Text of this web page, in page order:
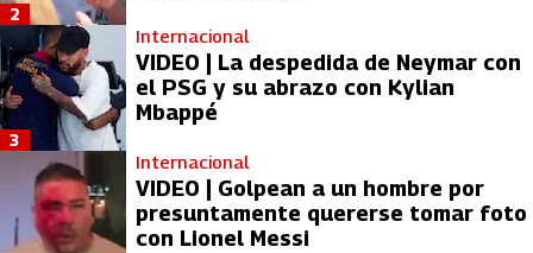
2
Internacional
VIDEO | La despedida de Neymar con
el PSG y su abrazo con Kylian
Mbappé
3
Internacional
VIDEO | Golpean a un hombre por
presuntamente quererse tomar foto
con Lionel Messi